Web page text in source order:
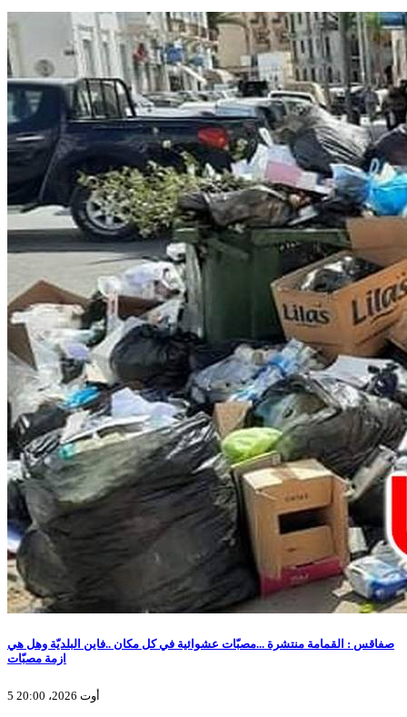
صفاقس : القمامة منتشرة ...مصبّات عشوائية في كل مكان ..فاين البلديّة وهل هي
ازمة مصبّات
5 أوت 2026، 20:00